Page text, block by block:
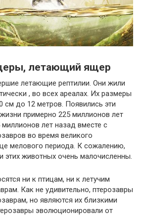
летающий ящер
летающие рептилии. Они жили
, во всех ареалах. Их размеры
см до 12 метров. Появились эти
примерно 225 миллионов лет
лет назад вместе с
во время великого
мелового периода. К сожалению,
этих животных очень малочисленны.
ни к птицам, ни к летучим
Как не удивительно, птерозавры
но являются их близкими
эволюционировали от